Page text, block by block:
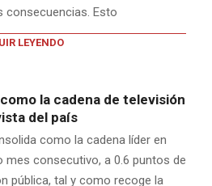
consecuencias. Esto
LEYENDO
la cadena de televisión
del país
como la cadena líder en
mes consecutivo, a 0.6 puntos de
pública, tal y como recoge la